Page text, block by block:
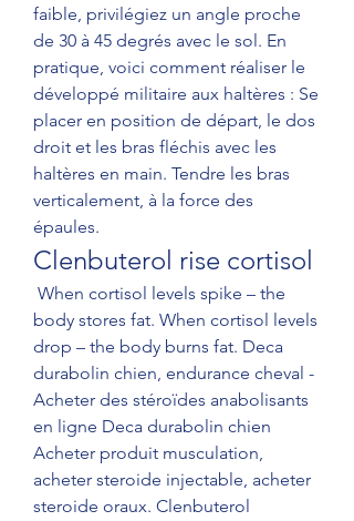
faible, privilégiez un angle proche
de 30 à 45 degrés avec le sol. En
pratique, voici comment réaliser le
développé militaire aux haltères : Se
placer en position de départ, le dos
droit et les bras fléchis avec les
haltères en main. Tendre les bras
verticalement, à la force des
épaules.
Clenbuterol rise cortisol
body stores fat. When cortisol levels
drop – the body burns fat. Deca
durabolin chien, endurance cheval -
Acheter des stéroïdes anabolisants
en ligne Deca durabolin chien
Acheter produit musculation,
acheter steroide injectable, acheter
steroide oraux. Clenbuterol